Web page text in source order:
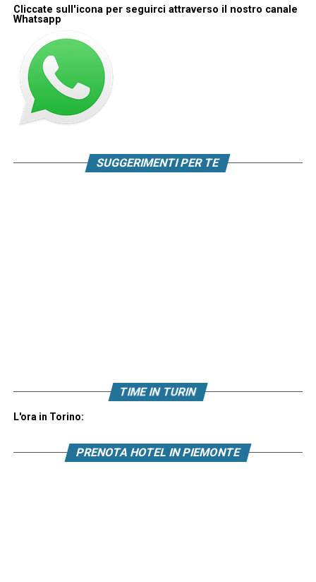
Cliccate sull'icona per seguirci attraverso il nostro canale
Whatsapp
SUGGERIMENTI PER TE
TIME IN TURIN
L'ora in Torino:
PRENOTA HOTEL IN PIEMONTE